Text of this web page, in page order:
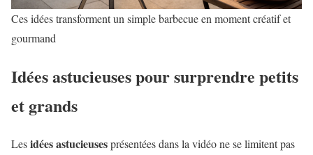
Ces idées transforment un simple barbecue en moment créatif et
gourmand
Idées astucieuses pour surprendre petits
et grands
Lesidées astucieusesprésentées dans la vidéo ne se limitent pas